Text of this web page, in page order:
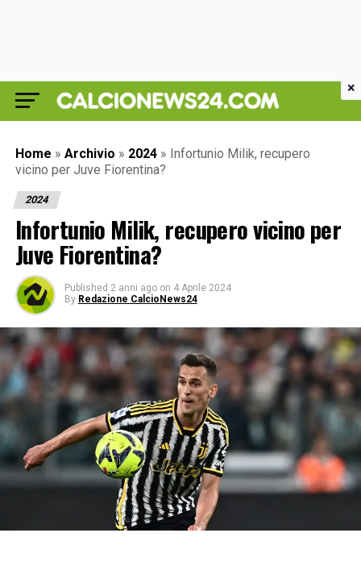
Home » Archivio » 2024 » Infortunio Milik, recupero
vicino per Juve Fiorentina?
2024
Infortunio Milik, recupero vicino per
Juve Fiorentina?
Published 2 anni ago on 4 Aprile 2024
By Redazione CalcioNews24
×